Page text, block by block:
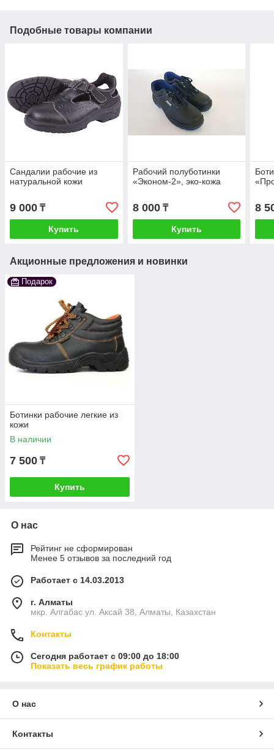
Подобные товары компании
Сандалии рабочие из
натуральной кожи
9 000 ₸
Купить
Рабочий полуботинки
«Эконом-2», эко-кожа
8 000₸
Купить
8
Акционные предложения и новинки
Подарок
Ботинки рабочие легкие из
кожи
В наличии
7 500 ₸
Купить
О нас
Рейтинг не сформирован
Менее 5 отзывов за последний год
Работает с 14.03.2013
г. Алматы
мкр. Алгабас ул. Аксай 38, Алматы, Казахстан
Контакты
Сегодня работает с 09:00 до 18:00
Показать весь график работы
О нас
Контакты